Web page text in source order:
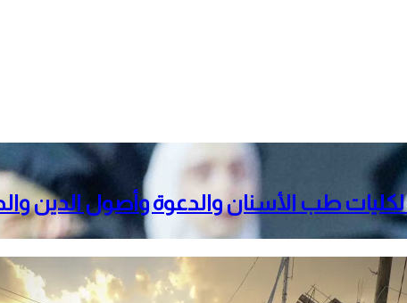
طب الأسنان والدعوة وأصول الدين